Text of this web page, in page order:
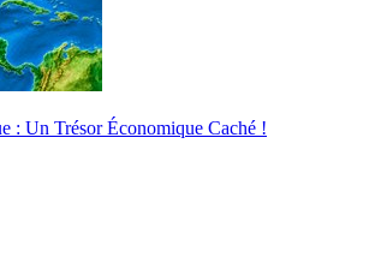
: Un Trésor Économique Caché !